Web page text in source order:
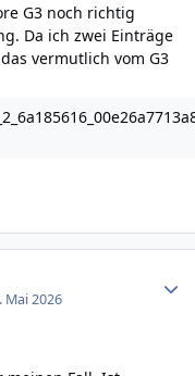
G3 noch richtig
Da ich zwei Einträge
vermutlich vom G3
Mai 2026